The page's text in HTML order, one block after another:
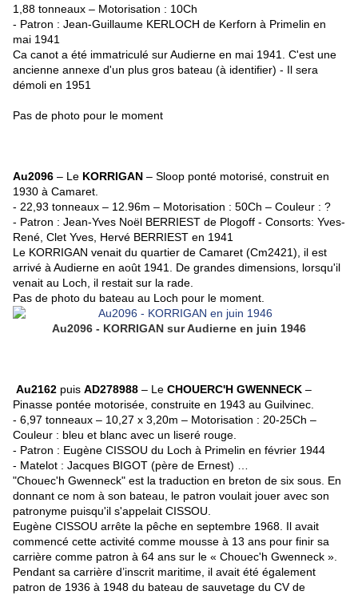
1,88 tonneaux – Motorisation : 10Ch
- Patron : Jean-Guillaume KERLOCH de Kerforn à Primelin en
mai 1941
Ca canot a été immatriculé sur Audierne en mai 1941. C'est une
ancienne annexe d'un plus gros bateau (à identifier) - Il sera
démoli en 1951
Pas de photo pour le moment
Au2096 – Le KORRIGAN – Sloop ponté motorisé, construit en
1930 à Camaret.
- 22,93 tonneaux – 12.96m – Motorisation : 50Ch – Couleur : ?
- Patron : Jean-Yves Noël BERRIEST de Plogoff - Consorts: Yves-
René, Clet Yves, Hervé BERRIEST en 1941
Le KORRIGAN venait du quartier de Camaret (Cm2421), il est
arrivé à Audierne en août 1941. De grandes dimensions, lorsqu'il
venait au Loch, il restait sur la rade.
Pas de photo du bateau au Loch pour le moment.
Au2096 - KORRIGAN sur Audierne en juin 1946
Au2162 puis AD278988 – Le CHOUERC'H GWENNECK –
Pinasse pontée motorisée, construite en 1943 au Guilvinec.
- 6,97 tonneaux – 10,27 x 3,20m – Motorisation : 20-25Ch –
Couleur : bleu et blanc avec un liseré rouge.
- Patron : Eugène CISSOU du Loch à Primelin en février 1944
- Matelot : Jacques BIGOT (père de Ernest)
"Chouec'h Gwenneck" est la traduction en breton de six sous. En
donnant ce nom à son bateau, le patron voulait jouer avec son
patronyme puisqu'il s'appelait CISSOU.
Eugène CISSOU arrête la pêche en septembre 1968. Il avait
commencé cette activité comme mousse à 13 ans pour finir sa
carrière comme patron à 64 ans sur le « Chouec'h Gwenneck ».
Pendant sa carrière d’inscrit maritime, il avait été également
patron de 1936 à 1948 du bateau de sauvetage du CV de